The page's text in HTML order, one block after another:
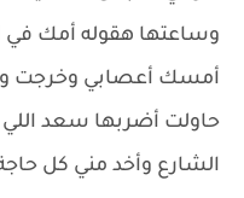
وساعتها هقوله أمك
أمسك أعصابي وخرجت
حاولت أضربها سعد
الشارع وأخد مني كل